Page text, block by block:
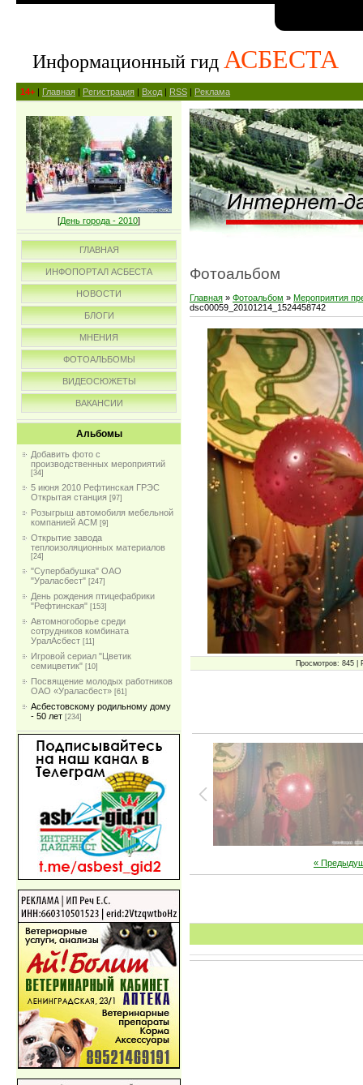
Информационный гид АСБЕСТА
14+ | Главная | Регистрация | Вход | RSS | Реклама
[День города - 2010]
ГЛАВНАЯ
ИНФОПОРТАЛ АСБЕСТА
НОВОСТИ
БЛОГИ
МНЕНИЯ
ФОТОАЛЬБОМЫ
ВИДЕОСЮЖЕТЫ
ВАКАНСИИ
Альбомы
Добавить фото с
производственных мероприятий
[34]
5 июня 2010 Рефтинская ГРЭС
Открытая станция [97]
Розыгрыш автомобиля мебельной
компанией АСМ [9]
Открытие завода
теплоизоляционных материалов
[24]
"Супербабушка" ОАО
"Ураласбест" [247]
День рождения птицефабрики
"Рефтинская" [153]
Автомногоборье среди
сотрудников комбината
УралАсбест [11]
Игровой сериал "Цветик
семицветик" [10]
Посвящение молодых работников
ОАО «Ураласбест» [61]
Асбестовскому родильному дому
- 50 лет [234]
Фотоальбом
Главная » Фотоальбом » Мероприятия
dsc00059_20101214_1524458742
Просмотров: 845 |
«